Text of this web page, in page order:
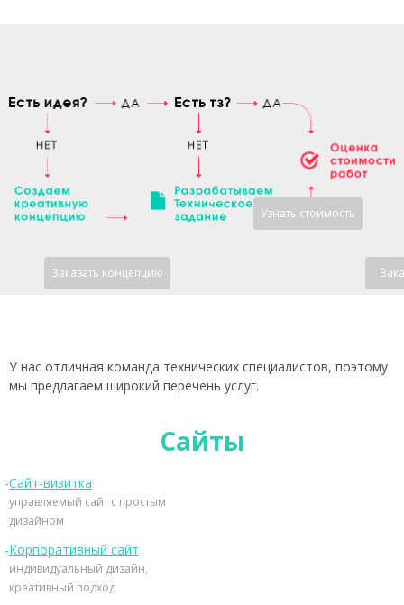
Заказать концепцию
Узнать стоимость
У нас отличная команда технических специалистов, поэтому
мы предлагаем широкий перечень услуг.
Сайты
Сайт-визитка
управляемый сайт с простым
дизайном
Корпоративный сайт
индивидуальный дизайн,
креативный подход